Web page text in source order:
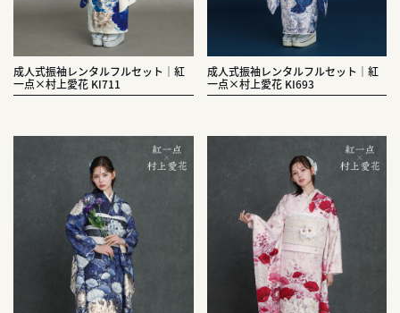
成人式振袖レンタルフルセット｜紅
一点×村上愛花 KI711
成人式振袖レンタルフルセット｜紅
一点×村上愛花 KI693